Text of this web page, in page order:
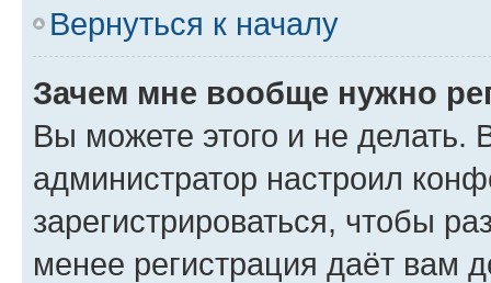
Вернуться к началу
Зачем мне вообще нужно
Вы можете этого и не делать.
администратор настроил
зарегистрироваться, чтобы
менее регистрация даёт вам